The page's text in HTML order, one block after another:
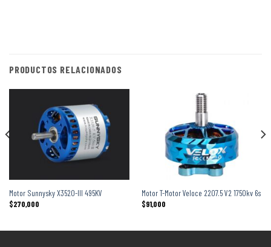
PRODUCTOS RELACIONADOS
Motor Sunnysky X3520-III 495KV
$270,000
Motor T-Motor Veloce 2207.5 V2 1750kv 6s
$91,000